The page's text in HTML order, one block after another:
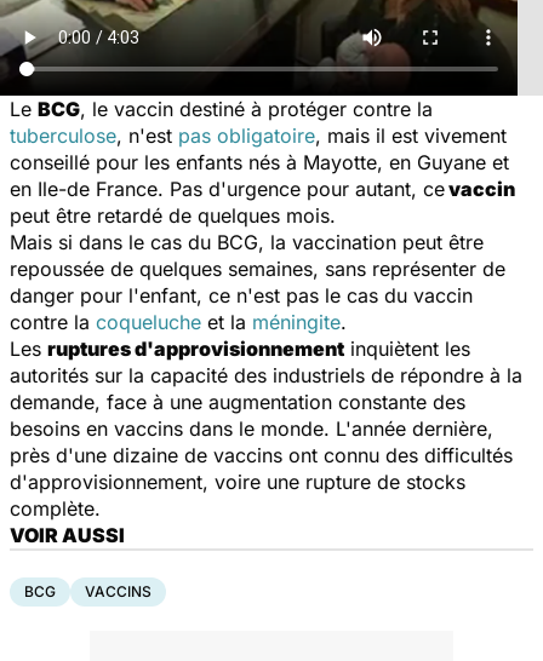
Le BCG, le vaccin destiné à protéger contre la
tuberculose, n'est pas obligatoire, mais il est vivement
conseillé pour les enfants nés à Mayotte, en Guyane et
en Ile-de France. Pas d'urgence pour autant, cevaccin
peut être retardé de quelques mois.
Mais si dans le cas du BCG, la vaccination peut être
repoussée de quelques semaines, sans représenter de
danger pour l'enfant, ce n'est pas le cas du vaccin
contre la coqueluche et la méningite.
Les ruptures d'approvisionnement inquiètent les
autorités sur la capacité des industriels de répondre à la
demande, face à une augmentation constante des
besoins en vaccins dans le monde. L'année dernière,
près d'une dizaine de vaccins ont connu des difficultés
d'approvisionnement, voire une rupture de stocks
complète.
VOIR AUSSI
BCG VACCINS